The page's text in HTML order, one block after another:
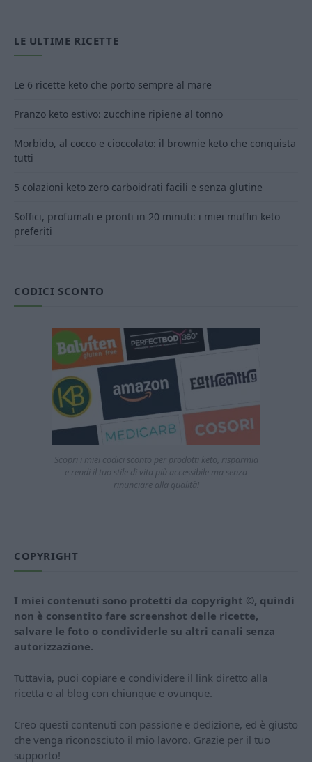
LE ULTIME RICETTE
Le 6 ricette keto che porto sempre al mare
Pranzo keto estivo: zucchine ripiene al tonno
Morbido, al cocco e cioccolato: il brownie keto che conquista
tutti
5 colazioni keto zero carboidrati facili e senza glutine
Soffici, profumati e pronti in 20 minuti: i miei muffin keto
preferiti
CODICI SCONTO
Scopri i miei codici sconto per prodotti keto, risparmia
e rendi il tuo stile di vita più accessibile ma senza
rinunciare alla qualità!
COPYRIGHT
I miei contenuti sono protetti da copyright ©, quindi
non è consentito fare screenshot delle ricette,
salvare le foto o condividerle su altri canali senza
autorizzazione.
Tuttavia, puoi copiare e condividere il link diretto alla
ricetta o al blog con chiunque e ovunque.
Creo questi contenuti con passione e dedizione, ed è giusto
che venga riconosciuto il mio lavoro. Grazie per il tuo
supporto!